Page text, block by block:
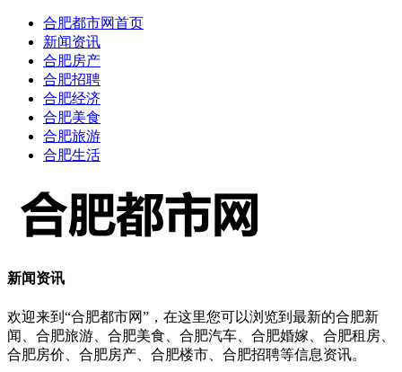
合肥都市网首页
新闻资讯
合肥房产
合肥招聘
合肥经济
合肥美食
合肥旅游
合肥生活
新闻资讯
欢迎来到“合肥都市网”，在这里您可以浏览到最新的合肥新
闻、合肥旅游、合肥美食、合肥汽车、合肥婚嫁、合肥租房、
合肥房价、合肥房产、合肥楼市、合肥招聘等信息资讯。